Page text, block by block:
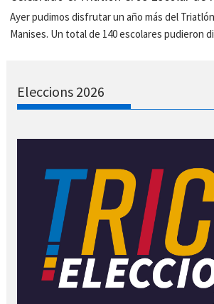
Ayer pudimos disfrutar un año más del
Manises. Un total de 140 escolares pudieron
Eleccions 2026